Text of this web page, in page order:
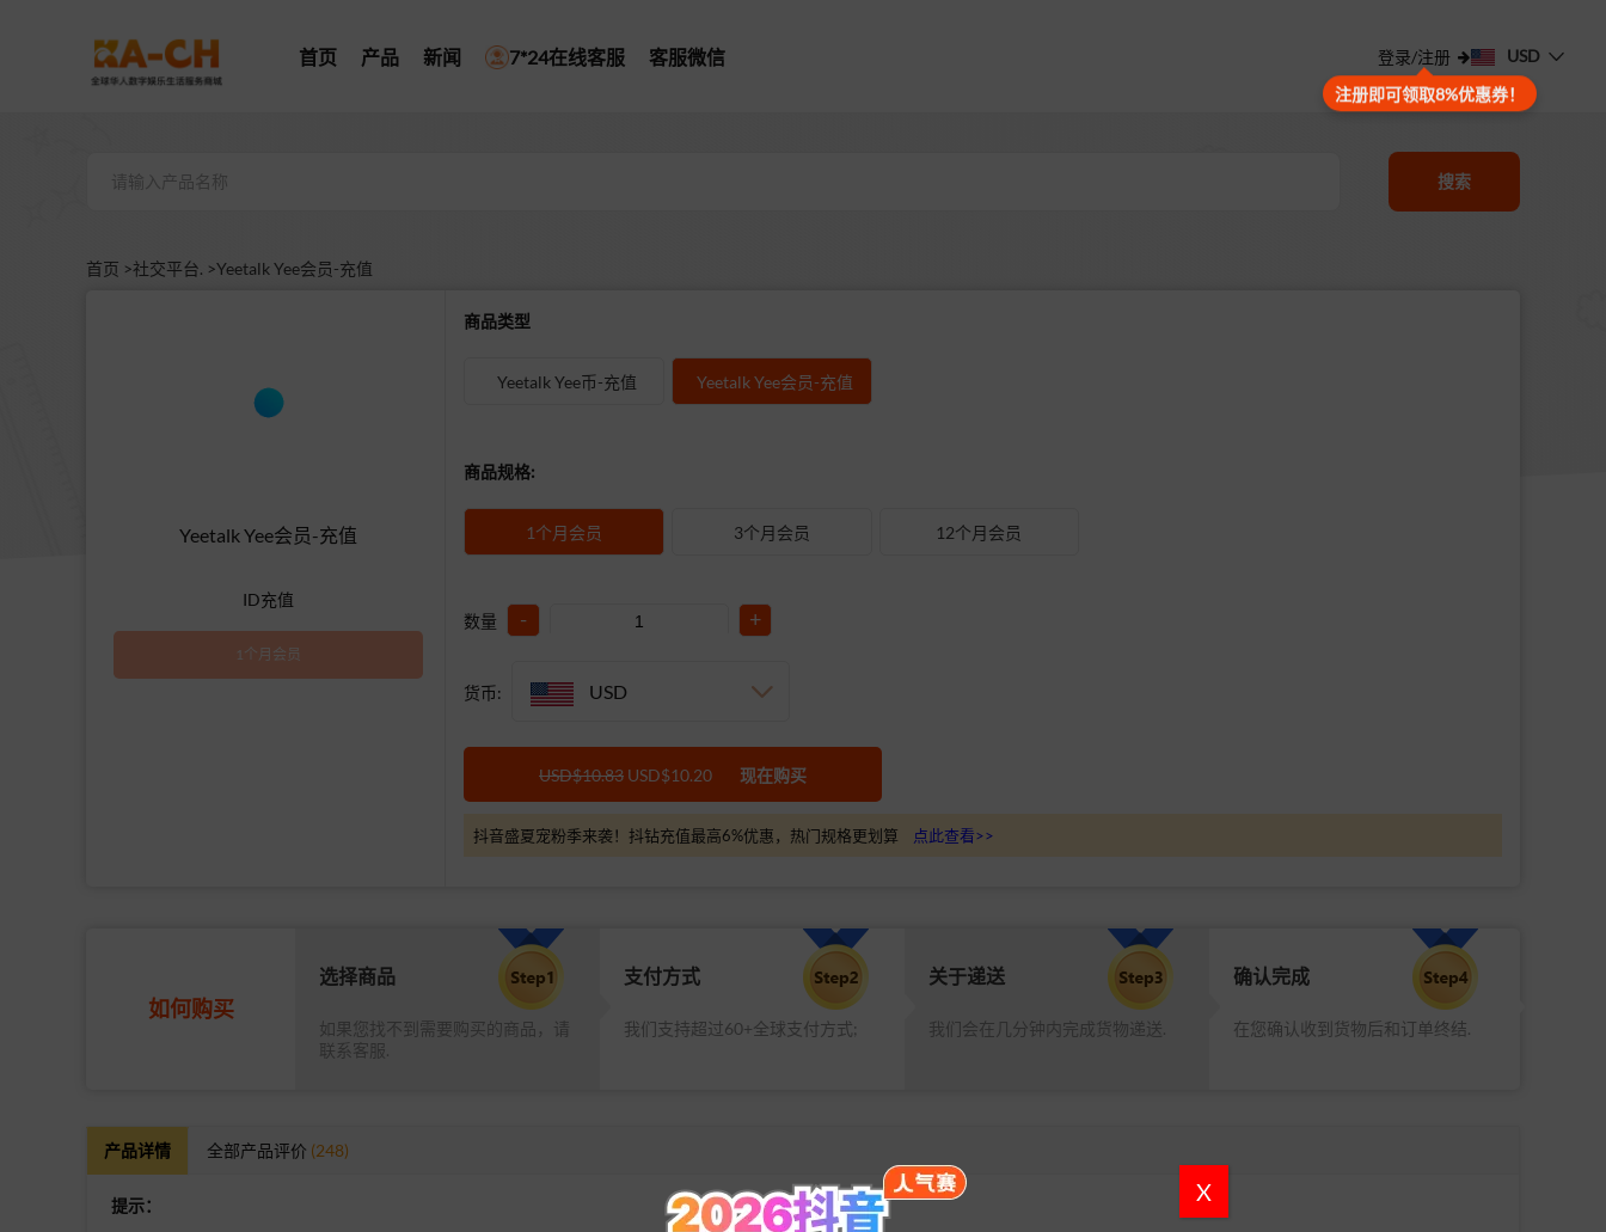
首页 产品 新闻 7*24在线客服 客服微信 登录/注册
注册即可领取8%优惠券！
USD
X
搜索
首页 >社交平台. >Yeetalk Yee会员-充值
Yeetalk Yee会员-充值
ID充值
1个月会员
商品类型
Yeetalk Yee币-充值 Yeetalk Yee会员-充值
商品规格:
1个月会员 3个月会员 12个月会员
数量 - +
货币: USD
USD$10.83 USD$10.20 现在购买
抖音盛夏宠粉季来袭！抖钻充值最高6%优惠，热门规格更划算 点此查看>>
如何购买
选择商品
如果您找不到需要购买的商品，请
联系客服.
支付方式
我们支持超过60+全球支付方式;
关于递送
我们会在几分钟内完成货物递送.
确认完成
在您确认收到货物后和订单终结.
产品详情 全部产品评价 (248)
提示：